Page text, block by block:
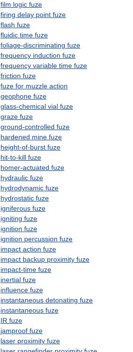
film logic fuze
firing delay point fuze
flash fuze
fluidic time fuze
foliage-discriminating fuze
frequency induction fuze
frequency variable time fuze
friction fuze
fuze for muzzle action
geophone fuze
glass-chemical vial fuze
graze fuze
ground-controlled fuze
hardened mine fuze
height-of-burst fuze
hit-to-kill fuze
homer-actuated fuze
hydraulic fuze
hydrodynamic fuze
hydrostatic fuze
igniferous fuze
igniting fuze
ignition fuze
ignition percussion fuze
impact action fuze
impact backup proximity fuze
impact-time fuze
inertial fuze
influence fuze
instantaneous detonating fuze
instantaneous fuze
IR fuze
jamproof fuze
laser proximity fuze